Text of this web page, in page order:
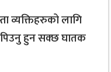
व्यक्तिहरुको लागि
पिउनु हुन सक्छ घातक